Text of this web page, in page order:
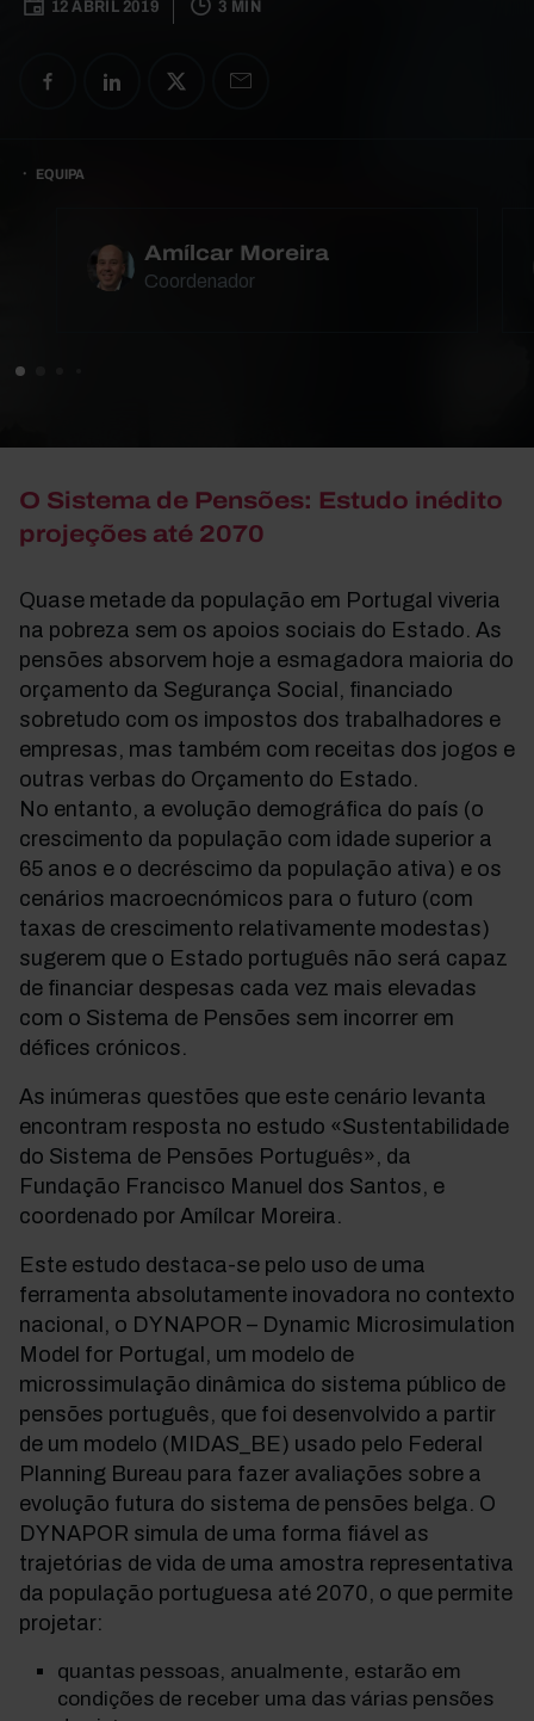
12 ABRIL 2019 3 MIN
EQUIPA
Amílcar Moreira
Coordenador
O Sistema de Pensões: Estudo inédito
projeções até 2070
Quase metade da população em Portugal viveria
na pobreza sem os apoios sociais do Estado. As
pensões absorvem hoje a esmagadora maioria do
orçamento da Segurança Social, financiado
sobretudo com os impostos dos trabalhadores e
empresas, mas também com receitas dos jogos e
outras verbas do Orçamento do Estado.
No entanto, a evolução demográfica do país (o
crescimento da população com idade superior a
65 anos e o decréscimo da população ativa) e os
cenários macroecnómicos para o futuro (com
taxas de crescimento relativamente modestas)
sugerem que o Estado português não será capaz
de financiar despesas cada vez mais elevadas
com o Sistema de Pensões sem incorrer em
défices crónicos.
As inúmeras questões que este cenário levanta
encontram resposta no estudo «Sustentabilidade
do Sistema de Pensões Português», da
Fundação Francisco Manuel dos Santos, e
coordenado por Amílcar Moreira.
Este estudo destaca-se pelo uso de uma
ferramenta absolutamente inovadora no contexto
nacional, o DYNAPOR – Dynamic Microsimulation
Model for Portugal, um modelo de
microssimulação dinâmica do sistema público de
pensões português, que foi desenvolvido a partir
de um modelo (MIDAS_BE) usado pelo Federal
Planning Bureau para fazer avaliações sobre a
evolução futura do sistema de pensões belga. O
DYNAPOR simula de uma forma fiável as
trajetórias de vida de uma amostra representativa
da população portuguesa até 2070, o que permite
projetar:
quantas pessoas, anualmente, estarão em
condições de receber uma das várias pensões